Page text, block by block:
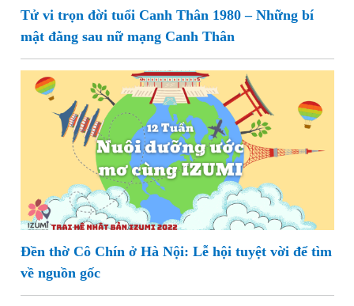
Tử vi trọn đời tuổi Canh Thân 1980 – Những bí
mật đằng sau nữ mạng Canh Thân
Đền thờ Cô Chín ở Hà Nội: Lễ hội tuyệt vời để tìm
về nguồn gốc